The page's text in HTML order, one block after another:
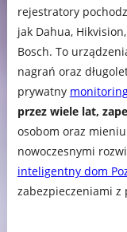
rejestratory
jak Dahua,
Bosch. To
nagrań oraz
prywatny
przez wiele lat,
osobom oraz
nowoczesnymi
inteligentny dom
zabezpieczeniami z